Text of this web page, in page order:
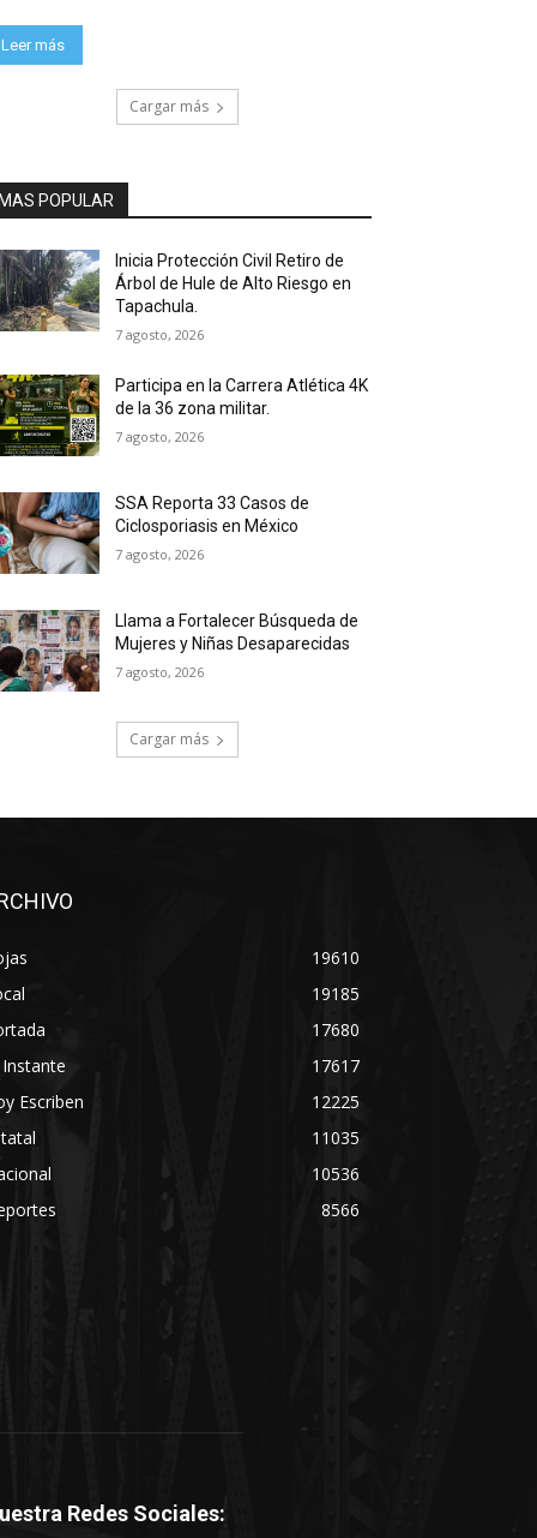
Leer más
Cargar más
MAS POPULAR
Inicia Protección Civil Retiro de
Árbol de Hule de Alto Riesgo en
Tapachula.
7 agosto, 2026
Participa en la Carrera Atlética 4K
de la 36 zona militar.
7 agosto, 2026
SSA Reporta 33 Casos de
Ciclosporiasis en México
7 agosto, 2026
Llama a Fortalecer Búsqueda de
Mujeres y Niñas Desaparecidas
7 agosto, 2026
Cargar más
19610
19185
17680
17617
Escriben
12225
11035
10536
8566
Redes Sociales: